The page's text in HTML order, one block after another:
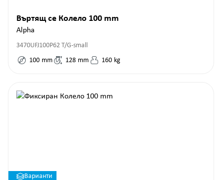
Въртящ се Колело 100 mm
Alpha
3470UFJ100P62 T/G-small
100 mm 128 mm 160 kg
Варианти